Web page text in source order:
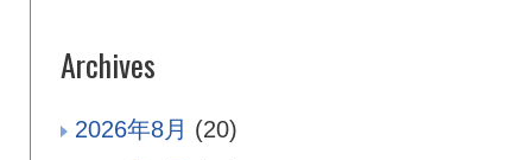
Archives
2026年8月 (20)